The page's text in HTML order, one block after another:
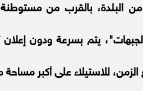
البلدة، بالقرب من
يتم بسرعة ودون إعلان أو
للاستيلاء على أكبر